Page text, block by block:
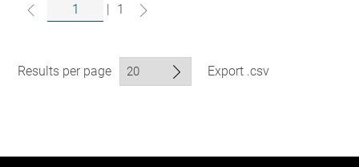
| 1
Results per page Export .csv